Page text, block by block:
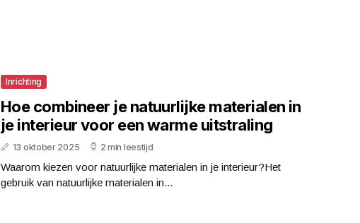
Inrichting
Hoe combineer je natuurlijke materialen in
je interieur voor een warme uitstraling
13 oktober 2025 2 min leestijd
Waarom kiezen voor natuurlijke materialen in je interieur?Het
gebruik van natuurlijke materialen in...